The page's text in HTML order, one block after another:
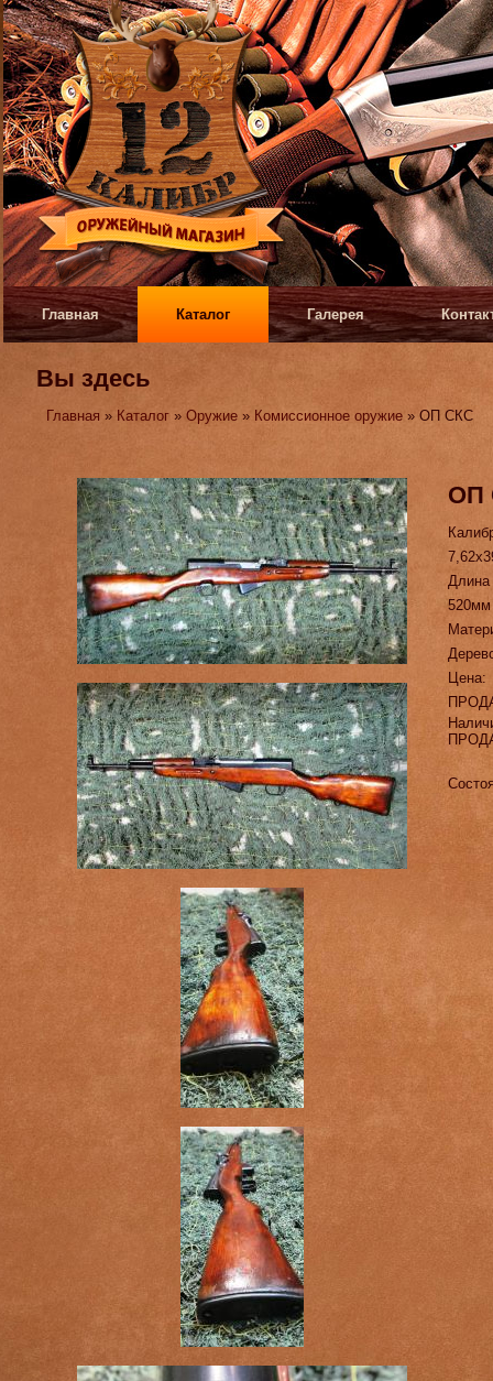
Главная Каталог Галерея
Вы здесь
Главная » Каталог »Оружие » Комиссионное оружие » ОП СКС
ОП
520мм
Цена: